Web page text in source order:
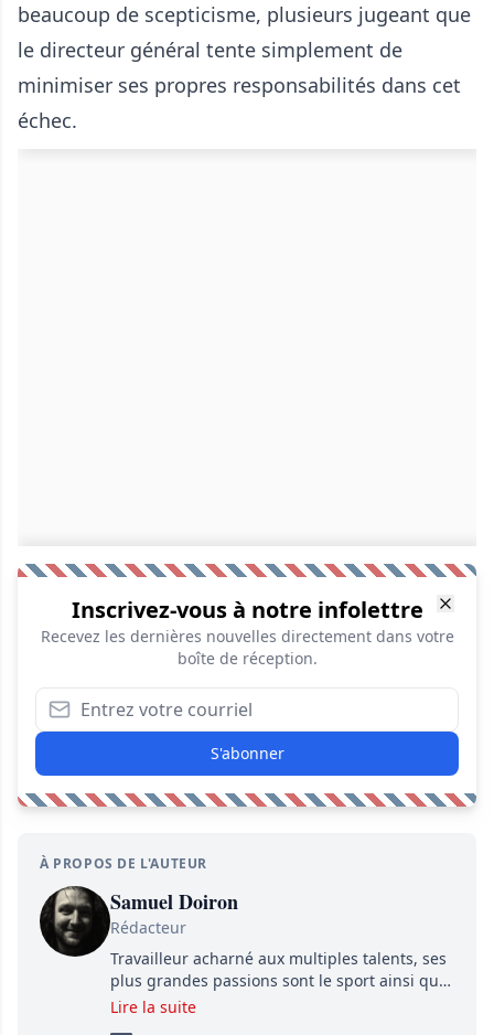
beaucoup de scepticisme, plusieurs jugeant que
le directeur général tente simplement de
minimiser ses propres responsabilités dans cet
échec.
Inscrivez-vous à notre infolettre
Recevez les dernières nouvelles directement dans votre
boîte de réception.
S'abonner
À PROPOS DE L'AUTEUR
Samuel Doiron
Rédacteur
Travailleur acharné aux multiples talents, ses
plus grandes passions sont le sport ainsi que
le showbizz de la belle province et ailleurs. Il
Lire la suite